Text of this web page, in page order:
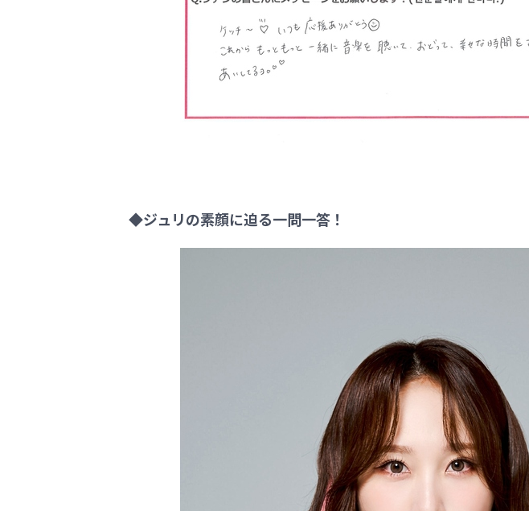
◆ジュリの素顔に迫る一問一答！